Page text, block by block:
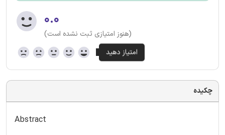
۰.۰
(هنوز امتیازی ثبت نشده است)
چکیده
Abstract